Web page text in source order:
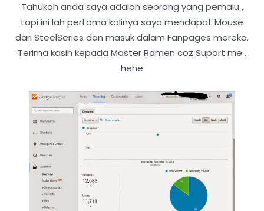
Tahukah anda saya adalah seorang yang pemalu ,
tapi ini lah pertama kalinya saya mendapat Mouse
dari SteelSeries dan masuk dalam Fanpages mereka.
Terima kasih kepada Master Ramen coz Suport me .
hehe